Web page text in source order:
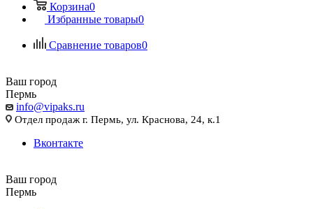
Корзина0
Избранные товары0
Сравнение товаров0
Ваш город
Пермь
info@vipaks.ru
Отдел продаж г. Пермь, ул. Краснова, 24, к.1
Вконтакте
Ваш город
Пермь